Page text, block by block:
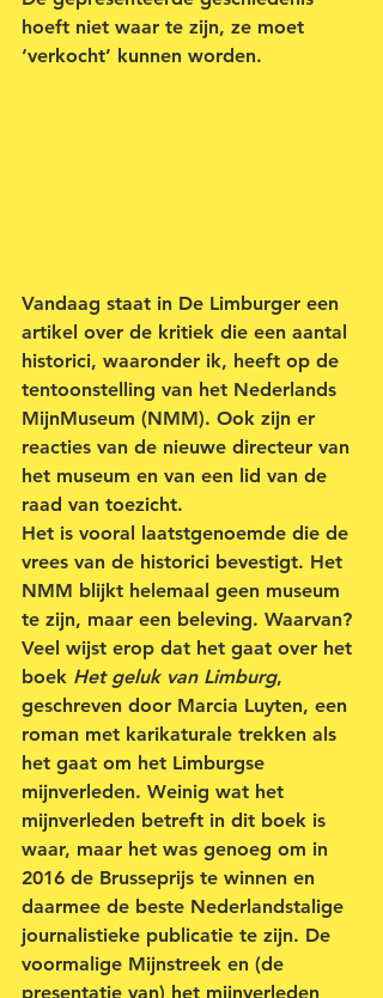
hoeft niet waar te zijn, ze moet
‘verkocht’ kunnen worden.
Vandaag staat in De Limburger een
artikel over de kritiek die een aantal
historici, waaronder ik, heeft op de
tentoonstelling van het Nederlands
MijnMuseum (NMM). Ook zijn er
reacties van de nieuwe directeur van
het museum en van een lid van de
raad van toezicht.
Het is vooral laatstgenoemde die de
vrees van de historici bevestigt. Het
NMM blijkt helemaal geen museum
te zijn, maar een beleving. Waarvan?
Veel wijst erop dat het gaat over het
boek Het geluk van Limburg,
geschreven door Marcia Luyten, een
roman met karikaturale trekken als
het gaat om het Limburgse
mijnverleden. Weinig wat het
mijnverleden betreft in dit boek is
waar, maar het was genoeg om in
2016 de Brusseprijs te winnen en
daarmee de beste Nederlandstalige
journalistieke publicatie te zijn. De
voormalige Mijnstreek en (de
presentatie van) het mijnverleden